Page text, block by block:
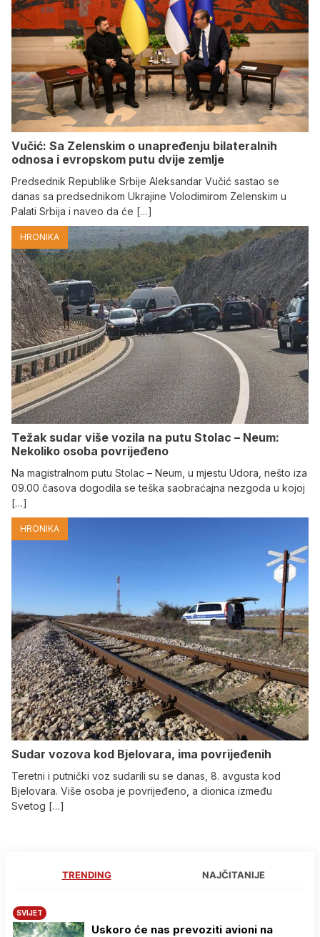
Vučić: Sa Zelenskim o unapređenju bilateralnih
odnosa i evropskom putu dvije zemlje
Predsednik Republike Srbije Aleksandar Vučić sastao se
danas sa predsednikom Ukrajine Volodimirom Zelenskim u
Palati Srbija i naveo da će […]
HRONIKA
Težak sudar više vozila na putu Stolac – Neum:
Nekoliko osoba povrijeđeno
Na magistralnom putu Stolac – Neum, u mjestu Udora, nešto iza
09.00 časova dogodila se teška saobraćajna nezgoda u kojoj
[…]
HRONIKA
Sudar vozova kod Bjelovara, ima povrijeđenih
Teretni i putnički voz sudarili su se danas, 8. avgusta kod
Bjelovara. Više osoba je povrijeđeno, a dionica između
Svetog […]
TRENDING NAJČITANIJE
SVIJET
Uskoro će nas prevoziti avioni na